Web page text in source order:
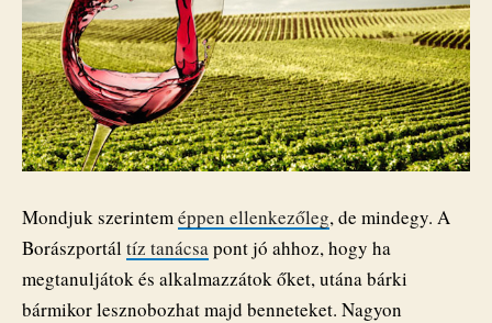
Mondjuk szerintem éppen ellenkezőleg, de mindegy. A
Borászportál tíz tanácsa pont jó ahhoz, hogy ha
megtanuljátok és alkalmazzátok őket, utána bárki
bármikor lesznobozhat majd benneteket. Nagyon